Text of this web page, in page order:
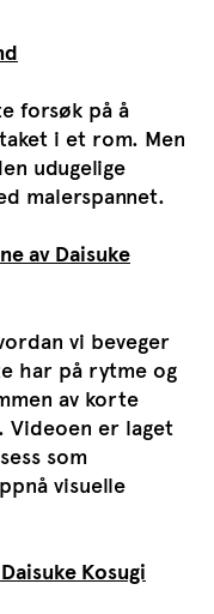
forsøk på å
i et rom. Men
udugelige
malerspannet.
av Daisuke
vi beveger
har på rytme og
av korte
Videoen er laget
som
visuelle
Daisuke Kosugi